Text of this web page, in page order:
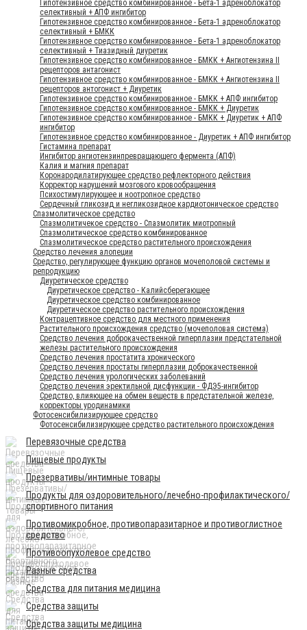
Гипотензивное средство комбинированное - Бета-1 адреноблокатор
селективный + АПФ ингибитор
Гипотензивное средство комбинированное - Бета-1 адреноблокатор
селективный + БМКК
Гипотензивное средство комбинированное - Бета-1 адреноблокатор
селективный + Тиазидный диуретик
Гипотензивное средство комбинированное - БМКК + Ангиотензина II
рецепторов антагонист
Гипотензивное средство комбинированное - БМКК + Ангиотензина II
рецепторов антогонист + Диуретик
Гипотензивное средство комбинированное - БМКК + АПФ ингибитор
Гипотензивное средство комбинированное - БМКК + Диуретик
Гипотензивное средство комбинированное - БМКК + Диуретик + АПФ
ингибитор
Гипотензивное средство комбинированное - Диуретик + АПФ ингибитор
Гистамина препарат
Ингибитор ангиотензинпревращающего фермента (АПФ)
Калия и магния препарат
Коронародилатирующее средство рефлекторного действия
Корректор нарушений мозгового кровообращения
Психостимулирующее и ноотропное средство
Сердечный гликозид и негликозидное кардиотоническое средство
Спазмолитическое средство
Спазмолитичекое средство - Спазмолитик миотропный
Спазмолитическое средство комбинированное
Спазмолитическое средство растительного происхождения
Средство лечения алопеции
Средство, регулирующее функцию органов мочеполовой системы и
репродукцию
Диуретическое средство
Диуретическое средство - Калийсберегающее
Диуретическое средство комбинированное
Диуретическое средство растительного происхождения
Контрацептивное средство для местного применения
Растительного происхождения средство (мочеполовая система)
Средство лечения доброкачественной гиперплазии предстательной
железы растительного происхождения
Средство лечения простатита хронического
Средство лечения простаты гиперплазии доброкачественной
Средство лечения урологических заболеваний
Средство лечения эректильной дисфункции - ФДЭ5-ингибитор
Средство, влияющее на обмен веществ в предстательной железе,
корректоры уродинамики
Фотосенсибилизирующее средство
Фотосенсибилизирующее средство растительного происхождения
Перевязочные средства
Пищевые продукты
Презервативы/интимные товары
Продукты для оздоровительного/лечебно-профилактического/
спортивного питания
Противомикробное, противопаразитарное и противоглистное
средство
Противоопухолевое средство
Разные средства
Средства для питания медицина
Средства защиты
Средства защиты медицина